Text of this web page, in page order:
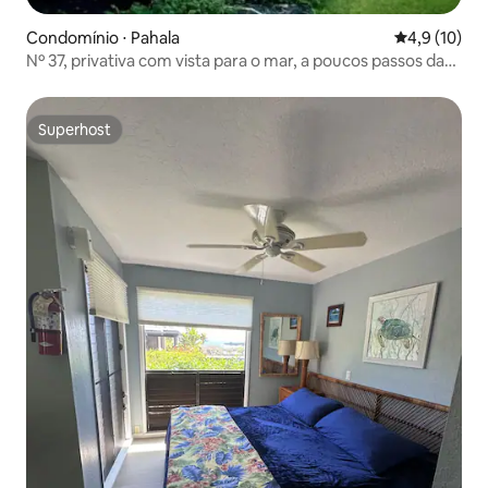
Condomínio ⋅ Pahala 4,9 de uma
4,9 (10)
Nº 37, privativa com vista para o mar, a poucos passos da
Superhost
Superhost